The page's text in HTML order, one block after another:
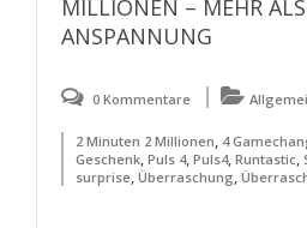
MILLIONEN – MEHR
ANSPANNUNG
0 Kommentare
2 Minuten 2 Millionen, 4
Geschenk,Puls 4,Puls4,Runtastic,
surprise,Überraschung,